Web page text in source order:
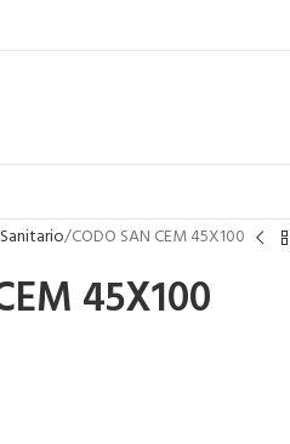
Sanitario CODO SAN CEM 45X100
45X100